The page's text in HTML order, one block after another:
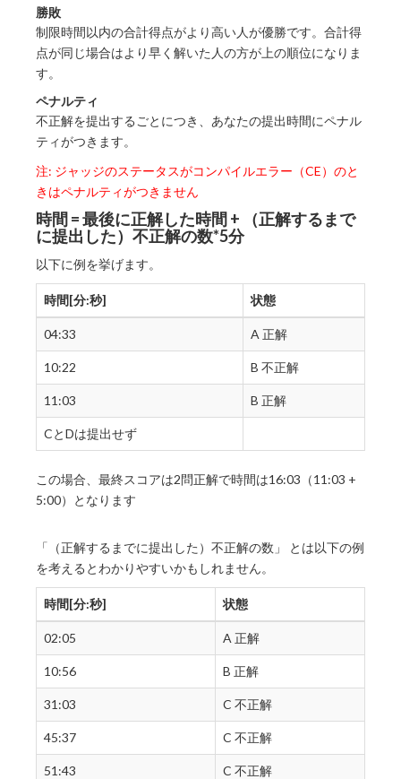
勝敗
制限時間以内の合計得点がより高い人が優勝です。合計得
点が同じ場合はより早く解いた人の方が上の順位になりま
す。
ペナルティ
不正解を提出するごとにつき、あなたの提出時間にペナル
ティがつきます。
注: ジャッジのステータスがコンパイルエラー（CE）のと
きはペナルティがつきません
時間 = 最後に正解した時間 + （正解するまで
に提出した）不正解の数*5分
以下に例を挙げます。
時間[分:秒] 状態
04:33 A 正解
10:22 B 不正解
11:03 B 正解
CとDは提出せず
この場合、最終スコアは2問正解で時間は16:03（11:03 +
5:00）となります
「（正解するまでに提出した）不正解の数」 とは以下の例
を考えるとわかりやすいかもしれません。
時間[分:秒] 状態
02:05 A 正解
10:56 B 正解
31:03 C 不正解
45:37 C 不正解
51:43 C 不正解